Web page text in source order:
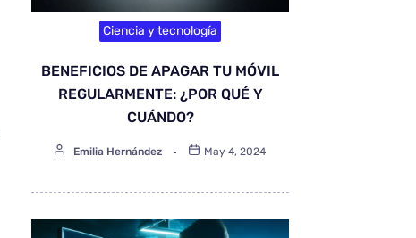
Ciencia y tecnología
BENEFICIOS DE APAGAR TU MÓVIL
REGULARMENTE: ¿POR QUÉ Y
CUÁNDO?
Emilia Hernández May 4, 2024